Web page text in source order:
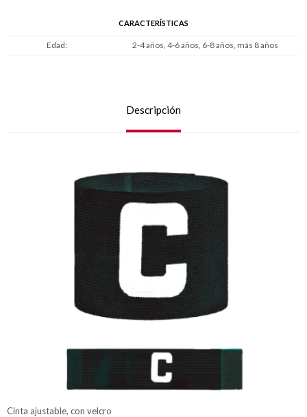
CARACTERÍSTICAS
Edad 2-4 años, 4-6 años, 6-8 años, más 8 años
Descripción
Cinta ajustable, con velcro